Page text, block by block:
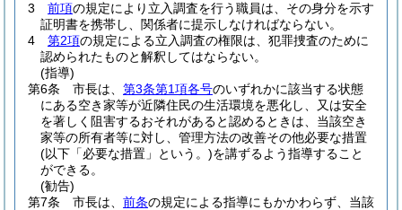
3
前項の規定により立入調査を行う職員は、その身分を示す
証明書を携帯し、関係者に提示しなければならない。
4
第2項の規定による立入調査の権限は、犯罪捜査のために
認められたものと解釈してはならない。
(指導)
第6条
市長は、 第3条第1項各号のいずれかに該当する状態
にある空き家等が近隣住民の生活環境を悪化し、又は安全
を著しく阻害するおそれがあると認めるときは、当該空き
家等の所有者等に対し、管理方法の改善その他必要な措置
(以下「必要な措置」という。)を講ずるよう指導すること
ができる。
(勧告)
第7条
市長は、 前条の規定による指導にもかかわらず、当該